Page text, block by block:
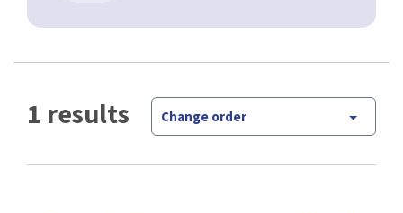
1 results Change order